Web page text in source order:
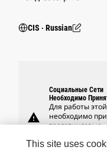
CIS ‧ Russian
warning
Социальные Сети
Необходимо
Для работы
необходимо
This site uses